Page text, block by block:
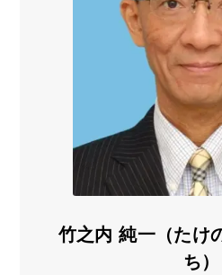
中国本部
竹之内 純一（たけ
ち）